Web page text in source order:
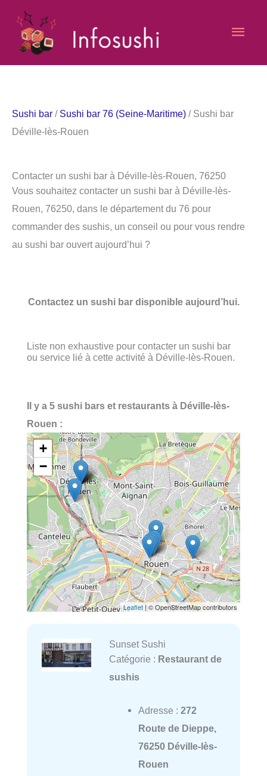
contenu
Sushi bar / Sushi bar 76 (Seine-Maritime) / Sushi bar
Déville-lès-Rouen
Contacter un sushi bar à Déville-lès-Rouen, 76250
Vous souhaitez contacter un sushi bar à Déville-lès-
Rouen, 76250, dans le département du 76 pour
commander des sushis, un conseil ou pour vous rendre
au sushi bar ouvert aujourd’hui ?
Contactez un sushi bar disponible aujourd’hui.
Liste non exhaustive pour contacter un sushi bar
ou service lié à cette activité à Déville-lès-Rouen.
Il y a 5 sushi bars et restaurants à Déville-lès-
Rouen :
+
−
Leaflet| © OpenStreetMap contributors
Sunset Sushi
Catégorie : Restaurant de
sushis
Adresse : 272
Route de Dieppe,
76250 Déville-lès-
Rouen